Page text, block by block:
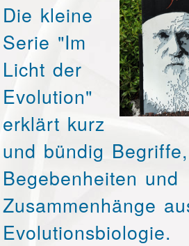
Die kleine
Serie "Im
Licht der
Evolution"
erklärt kurz
und bündig Begriffe,
Begebenheiten und
Zusammenhänge
Evolutionsbiologie.